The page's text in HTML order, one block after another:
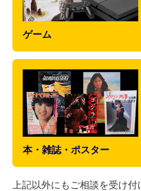
ゲーム
本・雑誌・ポスター
上記以外にもご相談を受け